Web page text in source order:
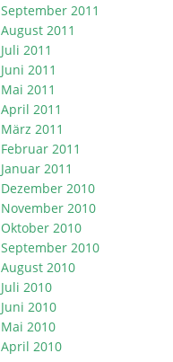
September 2011
August 2011
Juli 2011
Juni 2011
Mai 2011
April 2011
März 2011
Februar 2011
Januar 2011
Dezember 2010
November 2010
Oktober 2010
September 2010
August 2010
Juli 2010
Juni 2010
Mai 2010
April 2010